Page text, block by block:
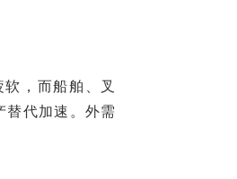
，而船舶、叉
替代加速。外需